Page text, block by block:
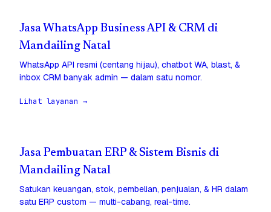
Jasa WhatsApp Business API & CRM di
Mandailing Natal
WhatsApp API resmi (centang hijau), chatbot WA, blast, &
inbox CRM banyak admin — dalam satu nomor.
Lihat layanan →
Jasa Pembuatan ERP & Sistem Bisnis di
Mandailing Natal
Satukan keuangan, stok, pembelian, penjualan, & HR dalam
satu ERP custom — multi-cabang, real-time.